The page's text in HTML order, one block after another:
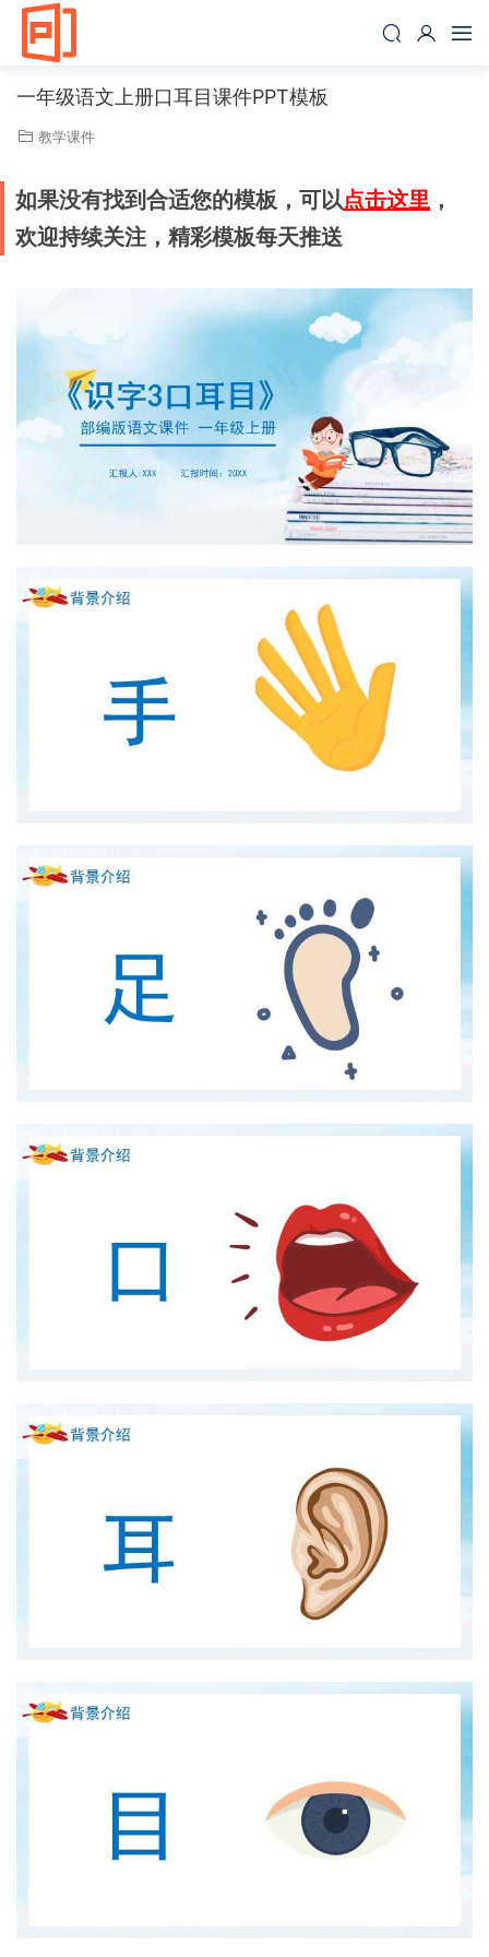
一年级语文上册口耳目课件PPT模板
教学课件
如果没有找到合适您的模板，可以点击这里 ，
欢迎持续关注，精彩模板每天推送